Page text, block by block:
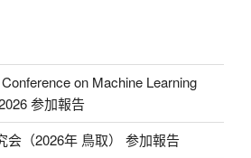
on Machine Learning
参加報告
会（2026年 鳥取） 参加報告